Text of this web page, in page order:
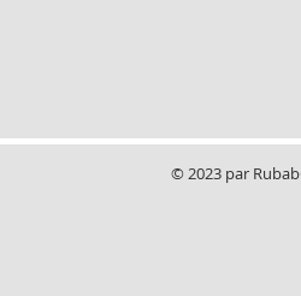
© 2023 par